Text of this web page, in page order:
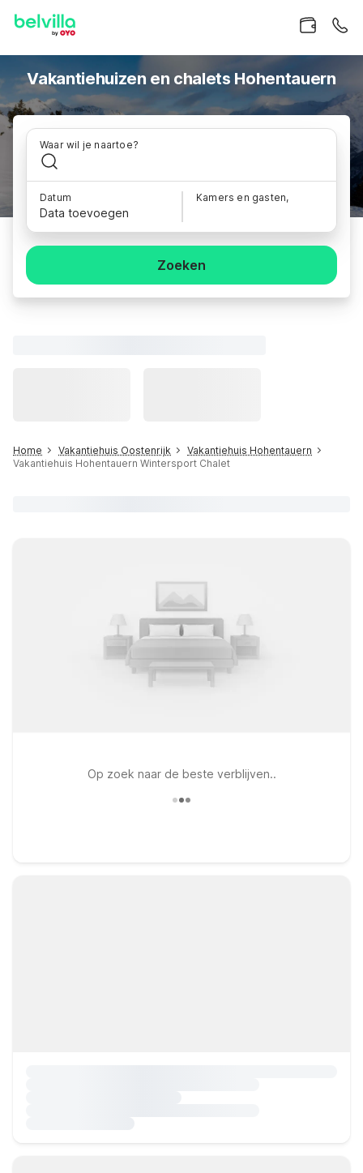
Vakantiehuizen en chalets Hohentauern
Waar wil je naartoe?
Datum
Data toevoegen
Kamers en gasten,
Zoeken
Home Vakantiehuis Oostenrijk
Vakantiehuis Hohentauern
Vakantiehuis Hohentauern Wintersport Chalet
Op zoek naar de beste verblijven..